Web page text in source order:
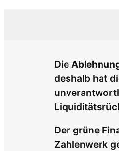
Die
deshalb hat
Der grüne
Zahlenwerk